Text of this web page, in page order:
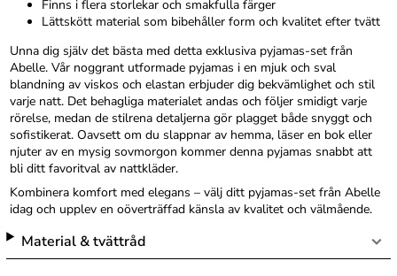
Finns i flera storlekar och smakfulla färger
Lättskött material som bibehåller form och kvalitet efter tvätt
Unna dig själv det bästa med detta exklusiva pyjamas-set från
Abelle. Vår noggrant utformade pyjamas i en mjuk och sval
blandning av viskos och elastan erbjuder dig bekvämlighet och stil
varje natt. Det behagliga materialet andas och följer smidigt varje
rörelse, medan de stilrena detaljerna gör plagget både snyggt och
sofistikerat. Oavsett om du slappnar av hemma, läser en bok eller
njuter av en mysig sovmorgon kommer denna pyjamas snabbt att
bli ditt favoritval av nattkläder.
Kombinera komfort med elegans – välj ditt pyjamas-set från Abelle
idag och upplev en oöverträffad känsla av kvalitet och välmående.
Material & tvättråd